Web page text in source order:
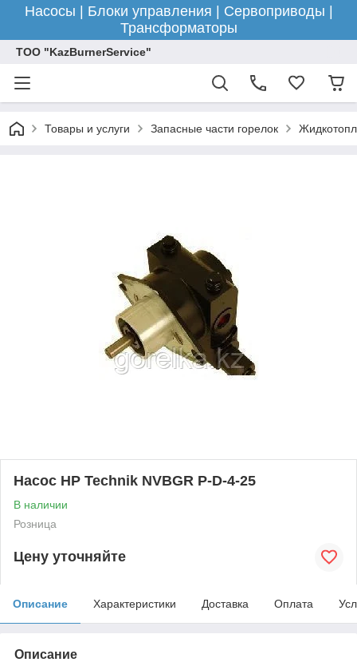
Насосы | Блоки управления | Сервоприводы |
Трансформаторы
ТОО "KazBurnerService"
Товары и услуги Запасные части горелок
Насос НР Technik NVBGR P-D-4-25
В наличии
Розница
Цену уточняйте
Описание Характеристики Доставка Оплата
Описание